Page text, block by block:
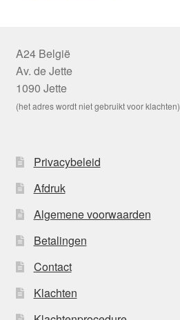
A24 België
Av. de Jette
1090 Jette
(het adres wordt niet gebruikt voor klachten)
Privacybeleid
Afdruk
Algemene voorwaarden
Betalingen
Contact
Klachten